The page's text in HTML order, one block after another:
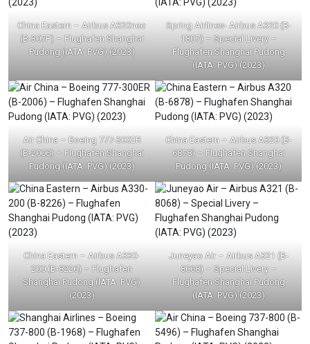
China Eastern – Airbus A320neo
(B-307F) – Flughafen Shanghai
Pudong (IATA: PVG) (2023)
Spring Airlines- Airbus A320 (B-
1807) – Special Livery –
Flughafen Shanghai Pudong
(IATA: PVG) (2023)
Air China – Boeing 777-300ER
(B-2006) – Flughafen Shanghai
Pudong (IATA: PVG) (2023)
China Eastern – Airbus A320 (B-
6878) – Flughafen Shanghai
Pudong (IATA: PVG) (2023)
China Eastern – Airbus A330-
200 (B-8226) – Flughafen
Shanghai Pudong (IATA: PVG)
(2023)
Juneyao Air – Airbus A321 (B-
8068) – Special Livery –
Flughafen Shanghai Pudong
(IATA: PVG) (2023)